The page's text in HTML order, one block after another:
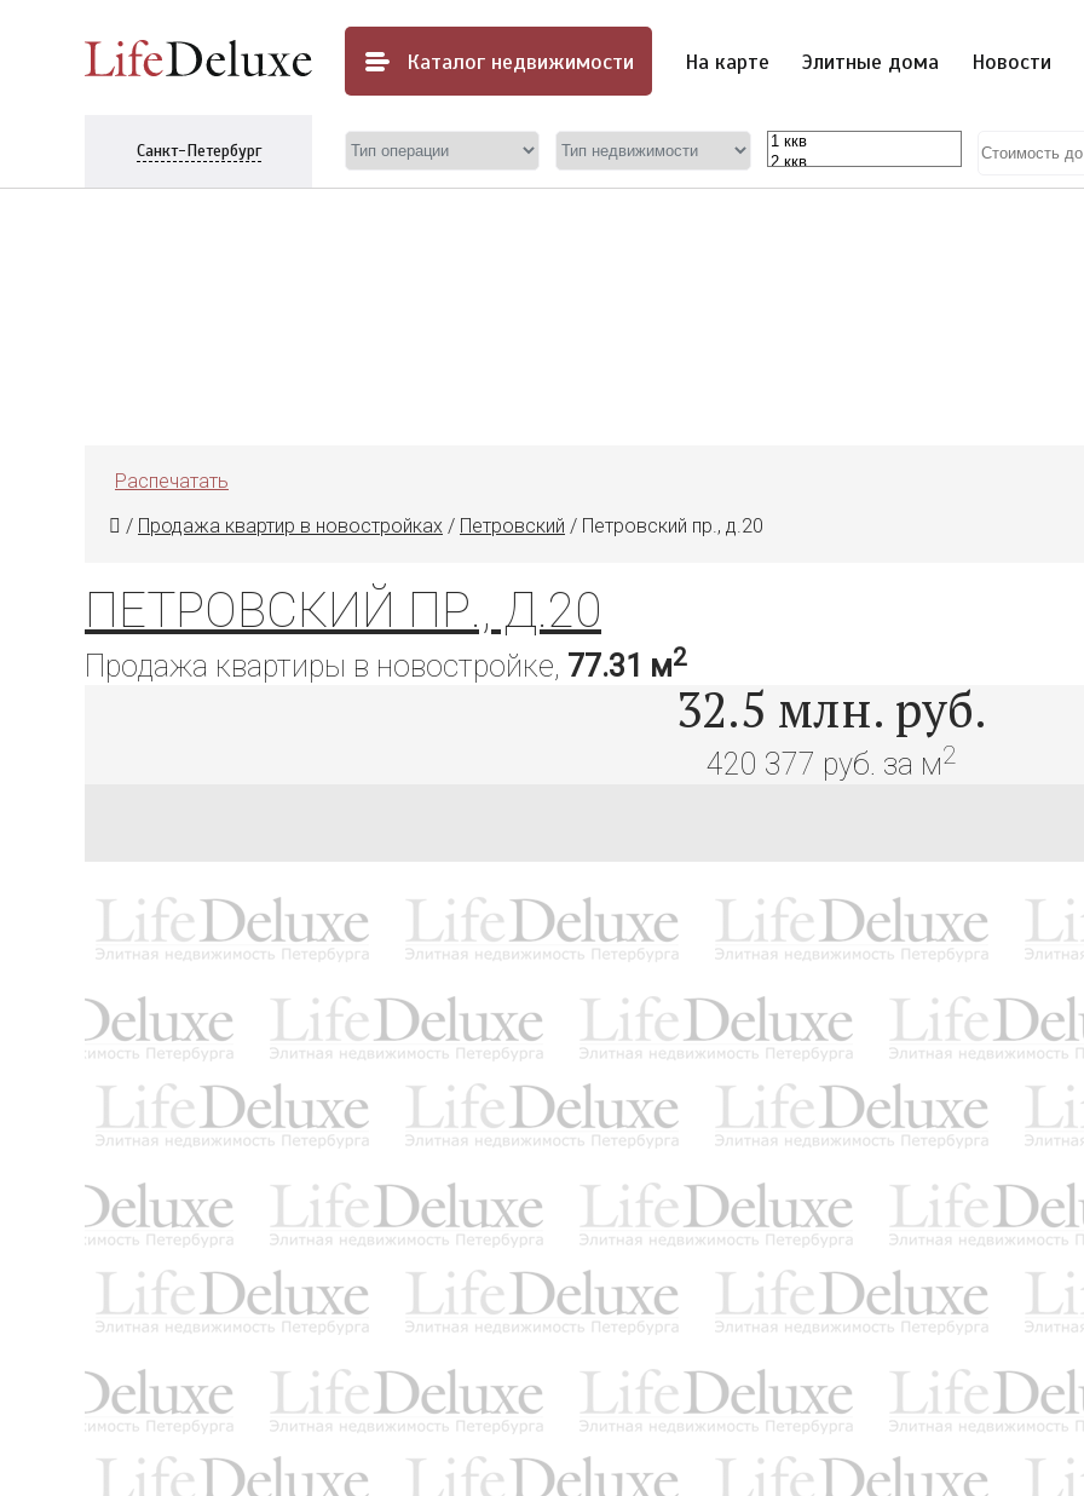
Каталог недвижимости На карте Элитные дома Новости
Санкт-Петербург
Распечатать
/ Продажа квартир в новостройках / Петровский / Петровский пр., д.20
ПЕТРОВСКИЙ ПР., Д.20
Продажа квартиры в новостройке, 77.31 м2
32.5 млн. руб.
420 377 руб. за м2